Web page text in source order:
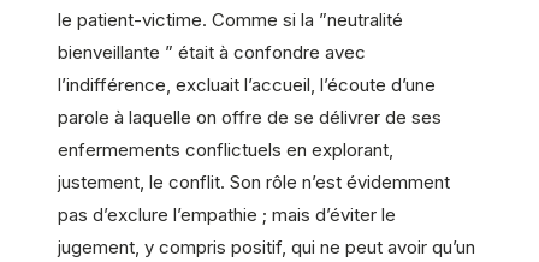
le patient-victime. Comme si la ”neutralité
bienveillante ” était à confondre avec
l’indifférence, excluait l’accueil, l’écoute d’une
parole à laquelle on offre de se délivrer de ses
enfermements conflictuels en explorant,
justement, le conflit. Son rôle n’est évidemment
pas d’exclure l’empathie ; mais d’éviter le
jugement, y compris positif, qui ne peut avoir qu’un